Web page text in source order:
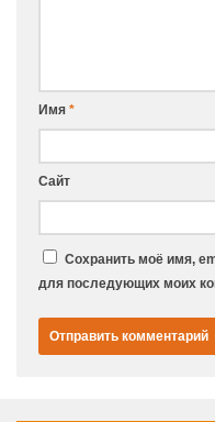
Имя *
Сайт
Сохранить моё имя,
для последующих моих